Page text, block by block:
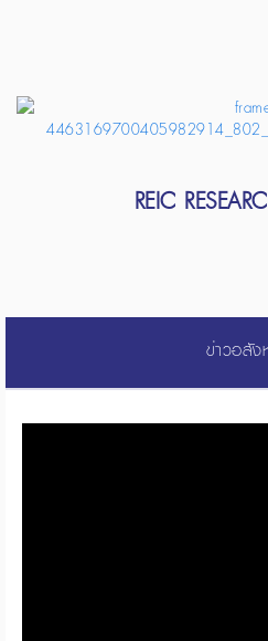
REIC
ข่าวอสัง